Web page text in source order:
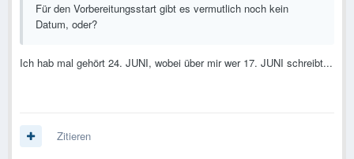
Für den Vorbereitungsstart gibt es vermutlich noch kein
Datum, oder?
Ich hab mal gehört 24. JUNI, wobei über mir wer 17. JUNI schreibt...
Zitieren